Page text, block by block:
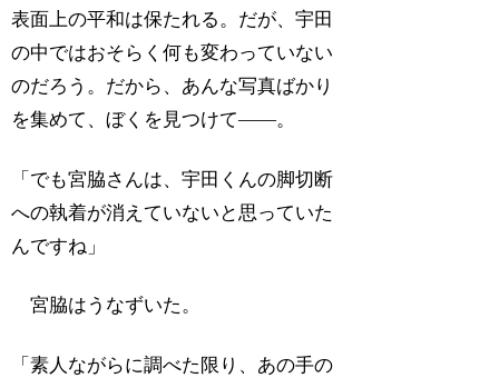
表面上の平和は保たれる。だが、宇田
の中ではおそらく何も変わっていない
のだろう。だから、あんな写真ばかり
を集めて、ぼくを見つけて――。
「でも宮脇さんは、宇田くんの脚切断
への執着が消えていないと思っていた
んですね」
宮脇はうなずいた。
「素人ながらに調べた限り、あの手の